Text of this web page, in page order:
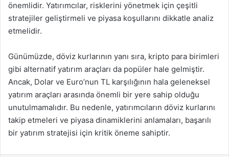
önemlidir. Yatırımcılar, risklerini yönetmek için çeşitli
stratejiler geliştirmeli ve piyasa koşullarını dikkatle analiz
etmelidir.
Günümüzde, döviz kurlarının yanı sıra, kripto para birimleri
gibi alternatif yatırım araçları da popüler hale gelmiştir.
Ancak, Dolar ve Euro’nun TL karşılığının hala geleneksel
yatırım araçları arasında önemli bir yere sahip olduğu
unutulmamalıdır. Bu nedenle, yatırımcıların döviz kurlarını
takip etmeleri ve piyasa dinamiklerini anlamaları, başarılı
bir yatırım stratejisi için kritik öneme sahiptir.